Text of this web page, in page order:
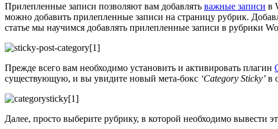
Прилепленные записи позволяют вам добавлять важные записи в
можно добавить прилепленные записи на страницу рубрик.
статье мы научимся добавлять прилепленные записи в рубрики
Прежде всего вам необходимо установить и активировать плагин
существующую, и вы увидите новый мета-бокс ‘Category Sticky’ в
Далее, просто выберите рубрику, в которой необходимо вывести